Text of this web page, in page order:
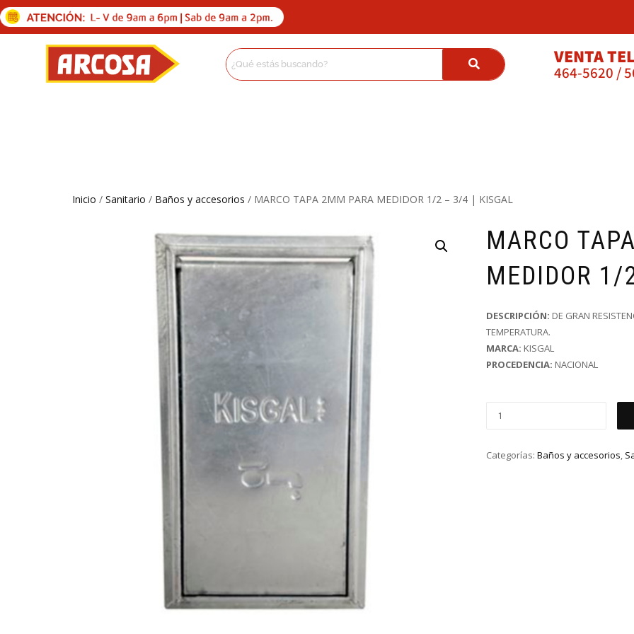
VENTA
464-5620 /
Inicio / Sanitario / Baños y accesorios / MARCO TAPA 2MM PARA MEDIDOR 1/2 – 3/4 | KISGAL
MARCO
MEDIDOR
DESCRIPCIÓN: DE GRAN
TEMPERATURA.
MARCA: KISGAL
PROCEDENCIA: NACIONAL
Categorías: Baños y accesorios,